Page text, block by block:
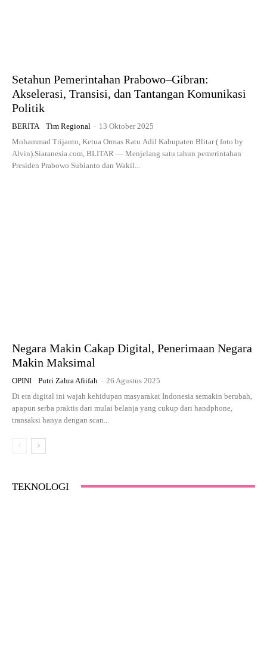
Setahun Pemerintahan Prabowo–Gibran:
Akselerasi, Transisi, dan Tantangan Komunikasi
Politik
BERITA Tim Regional - 13 Oktober 2025
Mohammad Trijanto, Ketua Ormas Ratu Adil Kabupaten Blitar ( foto by
Alvin).Siaranesia.com, BLITAR — Menjelang satu tahun pemerintahan
Presiden Prabowo Subianto dan Wakil...
Negara Makin Cakap Digital, Penerimaan Negara
Makin Maksimal
OPINI Putri Zahra Afiifah - 26 Agustus 2025
Di era digital ini wajah kehidupan masyarakat Indonesia semakin berubah,
apapun serba praktis dari mulai belanja yang cukup dari handphone,
transaksi hanya dengan scan...
TEKNOLOGI